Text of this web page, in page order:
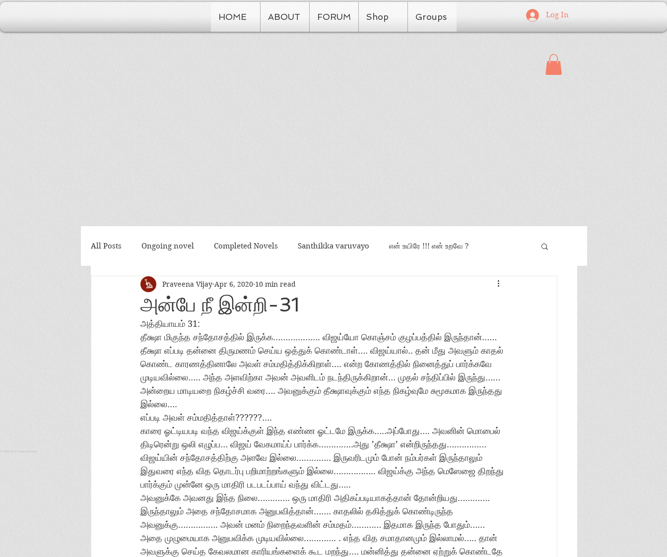
HOME ABOUT FORUM Shop Groups Log In
All Posts Ongoing novel Completed Novels Santhikka varuvayo என் உயிரே !!! என் உறவே ?
அன்பே நீ இன்றி கண்மணி... என் கண்ணின் மணி
அன்பே நீ இன்றி-31
Praveena Vijay Apr 6, 2020 10 min read
அத்தியாயம் 31:
தீக்ஷா மிகுந்த சந்தோசத்தில் இருக்க………………. விஜய்யோ கொஞ்சம் குழப்பத்தில் இருந்தான்……
தீக்ஷா எப்படி தன்னை திருமணம் செய்ய ஒத்துக் கொண்டாள்…. விஜய்யால்.. தன் மீது அவளும் காதல்
கொண்ட காரணத்தினாலே அவள் சம்மதித்திக்கிறாள்…. என்ற கோணத்தில் நினைத்துப் பார்க்கவே
முடியவில்லை….. அந்த அளவிற்கா அவன் அவளிடம் நடந்திருக்கிறான்… முதல் சந்திப்பில் இருந்து……
அன்றைய மாடியறை நிகழ்ச்சி வரை…. அவனுக்கும் தீக்ஷாவுக்கும் எந்த நிகழ்வுமே சுமூகமாக இருந்தது
இல்லை….
எப்படி அவள் சம்மதித்தாள்??????….
காரை ஓட்டியபடி வந்த விஜய்க்குள் இந்த எண்ண ஓட்டமே இருக்க…..அப்போது…. அவனின் மொபைல்
திடிரென்று ஒலி எழுப்ப… விஜய் வேகமாய்ப் பார்க்க…………..அது ’தீக்ஷா’ என்றிருந்தது….…………
விஜய்யின் சந்தோசத்திற்கு அளவே இல்லை………….. இருவரிடமும் போன் நம்பர்கள் இருந்தாலும்
இதுவரை எந்த வித தொடர்பு பறிமாற்றங்களும் இல்லை…………….. விஜய்க்கு அந்த மெஸேஜை திறந்து
பார்க்கும் முன்னே ஒரு மாதிரி படபடப்பாய் வந்து விட்டது…..
அவனுக்கே அவனது இந்த நிலை…………. ஒரு மாதிரி அதிகப்படியாகத்தான் தோன்றியது………….
இருந்தாலும் அதை சந்தோசமாக அனுபவித்தான்……. காதலில் தகித்துக் கொண்டிருந்த
அவனுக்கு……………. அவன் மனம் நிறைந்தவளின் சம்மதம்………… இதமாக இருந்த போதும்……
அதை முழுமையாக அனுபவிக்க முடியவில்லை…………. . எந்த வித சமாதானமும் இல்லாமல்….. தான்
அவளுக்கு செய்த கேவலமான காரியங்களைக் கூட மறந்து…. மன்னித்து தன்னை ஏற்றுக் கொண்டதே
© 2020 by PraveenaNovels